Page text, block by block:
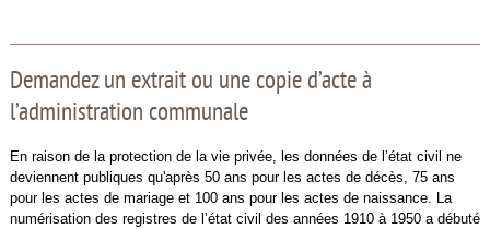
Demandez un extrait ou une copie d’acte à
l’administration communale
En raison de la protection de la vie privée, les données de l’état civil ne
deviennent publiques qu'après 50 ans pour les actes de décès, 75 ans
pour les actes de mariage et 100 ans pour les actes de naissance. La
numérisation des registres de l’état civil des années 1910 à 1950 a débuté